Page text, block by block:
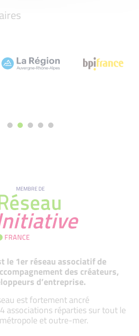
MEMBRE DE
le 1er réseau associatif de
des créateurs,
d’entreprise.
est fortement ancré
associations réparties sur tout le
et outre-mer.